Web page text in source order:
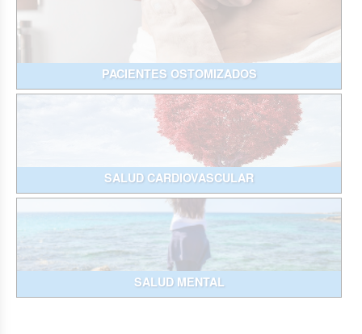
PACIENTES OSTOMIZADOS
SALUD CARDIOVASCULAR
SALUD MENTAL